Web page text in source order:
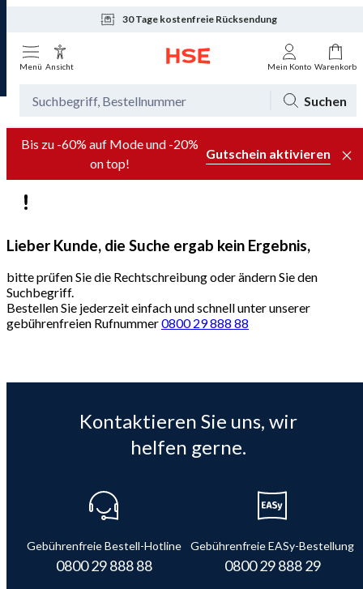
30 Tage kostenfreie Rücksendung
Tagesaktuelle Angebote
Menü Ansicht Mein Konto Warenkorb
Suchen
Bis zu -60% auf Mode und -20%
on top!
Gutschein aktivieren
Lieber Kunde, die Suche ergab kein Ergebnis,
bitte prüfen Sie die Rechtschreibung oder ändern Sie den
Suchbegriff.
Bestellen Sie jederzeit einfach und schnell unter unserer
gebührenfreien Rufnummer0800 29 888 88
Kontaktieren Sie uns, wir
helfen gerne.
Gebührenfreie Bestell-Hotline
0800 29 888 88
Gebührenfreie EASy-Bestellung
0800 29 888 29